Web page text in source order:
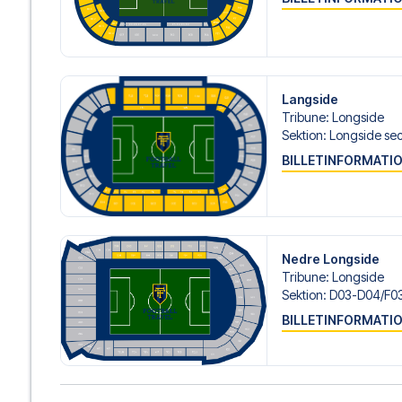
gøre.
Vi tilbyder fodboldpakker til Atalanta både med og
du ønsker dette.
om check-in procedurer og flydetaljer sammen med
og fokusere på at nyde fodboldoplevelsen.
Sikker booking og personlig service
Din sikkerhed og oplevelse er vores højeste prioritet. Vi
din fodboldpakke og står klar med personlig service
ellerher, hvis du har brug for hjælp til at bestille rejsen.
Er du klar til at rejse til Bergamo og opleve stjernerne
i dag, og lad os hjælpe dig med at realisere din drøm om
Langside
Tribune: Longside
Sektion: Longside
Nedre Longside
Tribune: Longside
Sektion: D03-D04/​